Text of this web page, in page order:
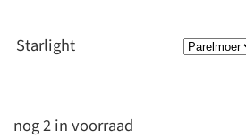
Starlight
nog 2 in voorraad